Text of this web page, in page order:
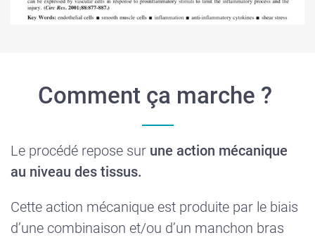
Comment ça marche ?
Le procédé repose sur une action mécanique
au niveau des tissus.
Cette action mécanique est produite par le biais
d’une combinaison et/ou d’un manchon bras